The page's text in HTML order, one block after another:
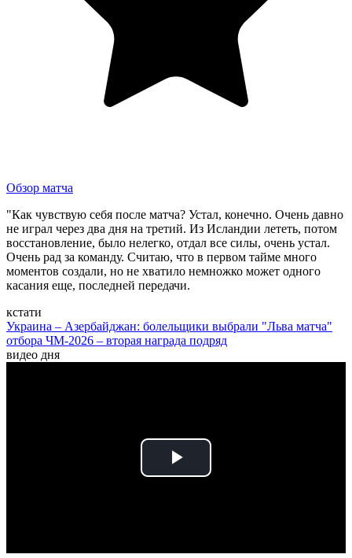
Обзор матча
"Как чувствую себя после матча? Устал, конечно. Очень давно
не играл через два дня на третий. Из Исландии лететь, потом
восстановление, было нелегко, отдал все силы, очень устал.
Очень рад за команду. Считаю, что в первом тайме много
моментов создали, но не хватило немножко может одного
касания еще, последней передачи.
кстати
Украина – Азербайджан: болельщики выбрали "Льва матча"
отбора ЧМ-2026 – вторая награда подряд
видео дня
Play